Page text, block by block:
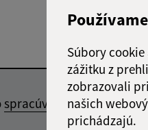
Súbory
zážitku z
zobrazovali
našich
prichádzajú.
spracúvaním